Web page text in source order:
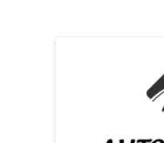
Produtos impressos